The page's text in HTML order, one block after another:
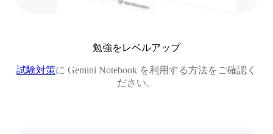
勉強をレベルアップ
試験対策に Gemini Notebook を利用する方法をご確認く
ださい。